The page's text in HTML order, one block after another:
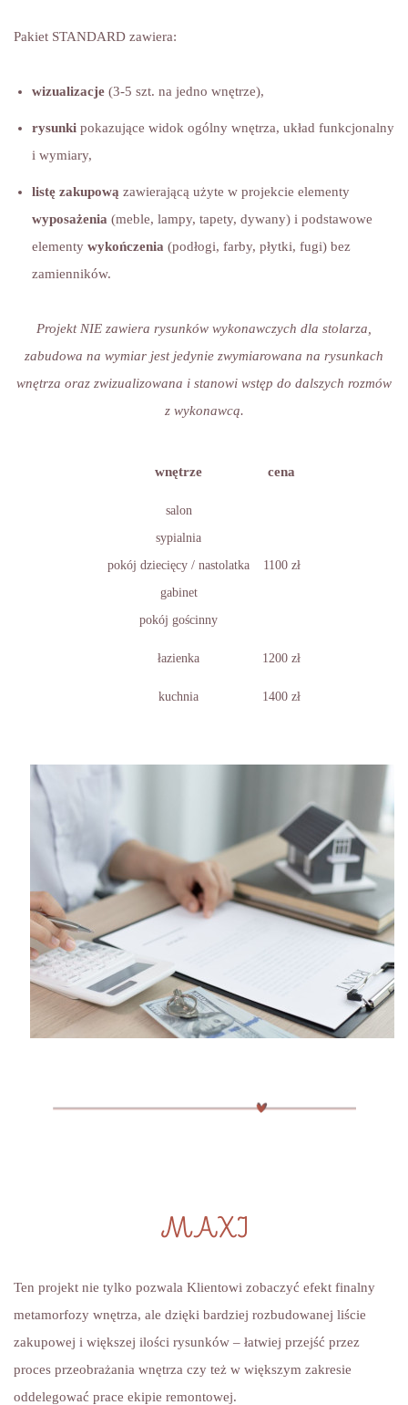
Pakiet STANDARD zawiera:
wizualizacje (3-5 szt. na jedno wnętrze),
rysunki pokazujące widok ogólny wnętrza, układ funkcjonalny
i wymiary,
listę zakupową zawierającą użyte w projekcie elementy
wyposażenia (meble, lampy, tapety, dywany) i podstawowe
elementy wykończenia (podłogi, farby, płytki, fugi) bez
zamienników.
Projekt NIE zawiera rysunków wykonawczych dla stolarza,
zabudowa na wymiar jest jedynie zwymiarowana na rysunkach
wnętrza oraz zwizualizowana i stanowi wstęp do dalszych rozmów
z wykonawcą.
wnętrze cena
salon
sypialnia
pokój dziecięcy / nastolatka
gabinet
pokój gościnny
1100 zł
łazienka 1200 zł
kuchnia 1400 zł
MAXI
Ten projekt nie tylko pozwala Klientowi zobaczyć efekt finalny
metamorfozy wnętrza, ale dzięki bardziej rozbudowanej liście
zakupowej i większej ilości rysunków – łatwiej przejść przez
proces przeobrażania wnętrza czy też w większym zakresie
oddelegować prace ekipie remontowej.